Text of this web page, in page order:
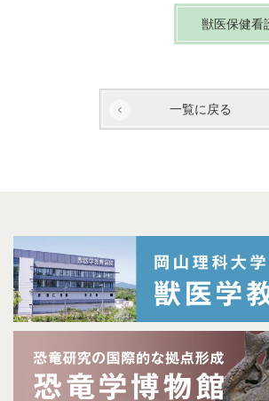
獣医保健看
一覧に戻る